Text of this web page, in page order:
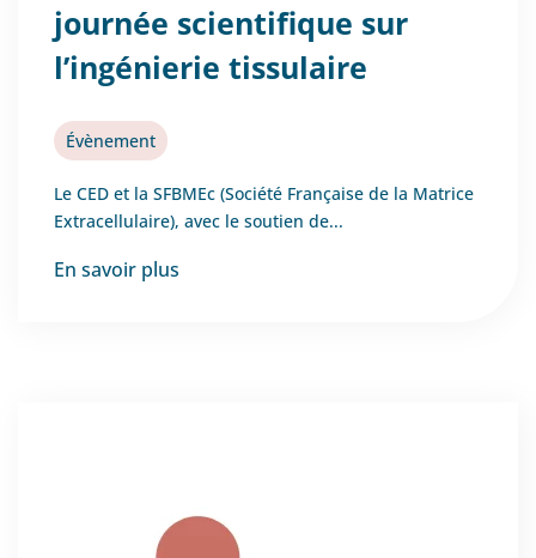
journée scientifique sur
l’ingénierie tissulaire
Évènement
Le CED et la SFBMEc (Société Française de la Matrice
Extracellulaire), avec le soutien de...
En savoir plus